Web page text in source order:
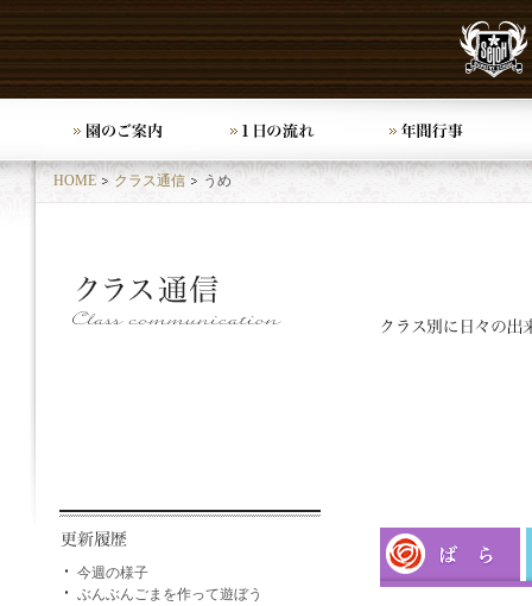
HOME クラス通信 うめ
今週の様子
ぶんぶんごまを作って遊ぼう